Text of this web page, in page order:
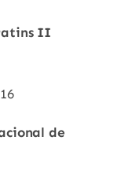
II
de